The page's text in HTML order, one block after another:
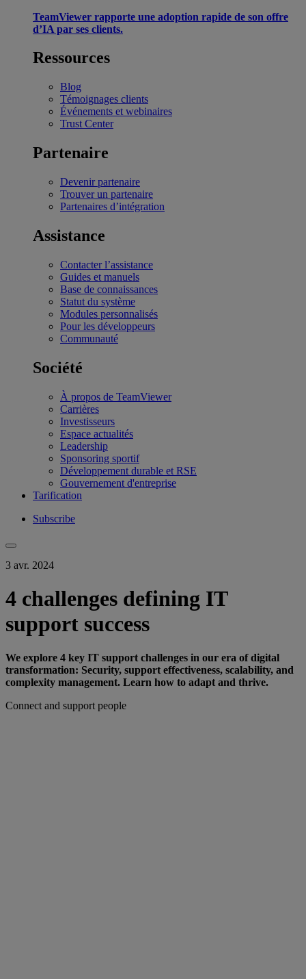
TeamViewer rapporte une adoption rapide de son offre
d’IA par ses clients.
Ressources
Blog
Témoignages clients
Événements et webinaires
Trust Center
Partenaire
Devenir partenaire
Trouver un partenaire
Partenaires d’intégration
Assistance
Contacter l’assistance
Guides et manuels
Base de connaissances
Statut du système
Modules personnalisés
Pour les développeurs
Communauté
Société
À propos de TeamViewer
Carrières
Investisseurs
Espace actualités
Leadership
Sponsoring sportif
Développement durable et RSE
Gouvernement d'entreprise
Tarification
Subscribe
3 avr. 2024
4 challenges defining IT
support success
We explore 4 key IT support challenges in our era of digital
transformation: Security, support effectiveness, scalability, and
complexity management. Learn how to adapt and thrive.
Connect and support people